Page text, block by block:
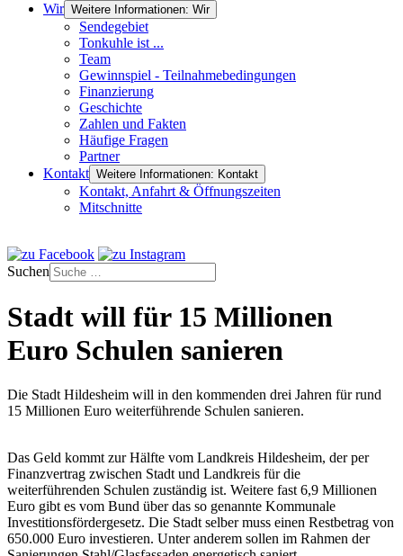
Wir Weitere Informationen: Wir
Sendegebiet
Tonkuhle ist ...
Team
Gewinnspiel - Teilnahmebedingungen
Finanzierung
Geschichte
Zahlen und Fakten
Häufige Fragen
Partner
Kontakt Weitere Informationen: Kontakt
Kontakt, Anfahrt & Öffnungszeiten
Mitschnitte
Suchen
Stadt will für 15 Millionen
Euro Schulen sanieren
Die Stadt Hildesheim will in den kommenden drei Jahren für rund
15 Millionen Euro weiterführende Schulen sanieren.
Das Geld kommt zur Hälfte vom Landkreis Hildesheim, der per
Finanzvertrag zwischen Stadt und Landkreis für die
weiterführenden Schulen zuständig ist. Weitere fast 6,9 Millionen
Euro gibt es vom Bund über das so genannte Kommunale
Investitionsfördergesetz. Die Stadt selber muss einen Restbetrag von
650.000 Euro investieren. Unter anderem sollen im Rahmen der